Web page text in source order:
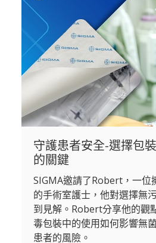
守護患者安全-選擇包
的關鍵
SIGMA邀請了Robert，一位
的手術室護士，他對選擇無
到見解。Robert分享他的觀
毒包裝中的使用如何影響無
患者的風險。